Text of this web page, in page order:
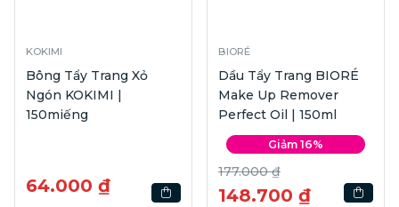
KOKIMI
Bông Tẩy Trang Xỏ
Ngón KOKIMI |
150miếng
64.000 ₫
BIORÉ
Dầu Tẩy Trang BIORÉ
Make Up Remover
Perfect Oil | 150ml
Giảm 16%
177.000 ₫
148.700 ₫